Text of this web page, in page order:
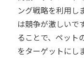
ング戦略を利用し
は競争が激しいで
ることで、ペット
をターゲットにし